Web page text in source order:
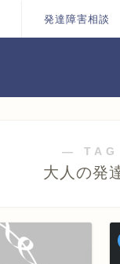
発達障害相談
―
大人の発